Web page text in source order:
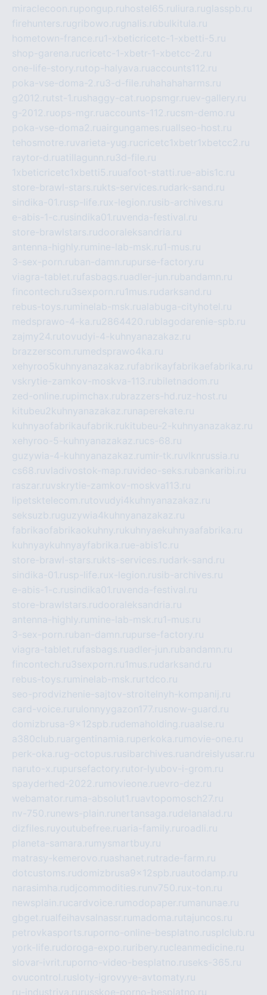
miraclecoon.rupongup.ru hostel65.ru liura.ruglasspb.ru
firehunters.rugribowo.rugnalis.rubulkitula.ru
hometown-france.ru1-xbeticricetc-1-xbetti-5.ru
shop-garena.rucricetc-1-xbetr-1-xbetcc-2.ru
one-life-story.rutop-halyava.ruaccounts112.ru
poka-vse-doma-2.ru3-d-file.ru hahahaharms.ru
g2012.rutst-1.rushaggy-cat.ruopsmgr.ruev-gallery.ru
g-2012.ruops-mgr.ruaccounts-112.rucsm-demo.ru
poka-vse-doma2.ruairgungames.ruallseo-host.ru
tehosmotre.ruvarieta-yug.rucricetc1xbetr1xbetcc2.ru
raytor-d.ruatillagunn.ru3d-file.ru
1xbeticricetc1xbetti5.ruuafoot-statti.rue-abis1c.ru
store-brawl-stars.rukts-services.rudark-sand.ru
sindika-01.rusp-life.rux-legion.rusib-archives.ru
e-abis-1-c.rusindika01.ruvenda-festival.ru
store-brawlstars.rudooraleksandria.ru
antenna-highly.ru mine-lab-msk.ru1-mus.ru
3-sex-porn.ruban-damn.rupurse-factory.ru
viagra-tablet.rufasbags.ruadler-jun.rubandamn.ru
fincontech.ru3sexporn.ru1mus.rudarksand.ru
rebus-toys.ru minelab-msk.rualabuga-cityhotel.ru
medsprawo-4-ka.ru2864420.rublagodarenie-spb.ru
zajmy24.rutovudyi-4-kuhnyanazakaz.ru
brazzerscom.ru medsprawo4ka.ru
xehyroo5kuhnyanazakaz.rufabrikayfabrikaefabrika.ru
vskrytie-zamkov-moskva-113.rubiletnadom.ru
zed-online.rupimchax.rubrazzers-hd.ruz-host.ru
kitubeu2kuhnyanazakaz.ru naperekate.ru
kuhnyaofabrikaufabrik.rukitubeu-2-kuhnyanazakaz.ru
xehyroo-5-kuhnyanazakaz.rucs-68.ru
guzywia-4-kuhnyanazakaz.ru mir-tk.ruvlknrussia.ru
cs68.ruvladivostok-map.ruvideo-seks.rubankaribi.ru
raszar.ruvskrytie-zamkov-moskva113.ru
lipetsktelecom.rutovudyi4kuhnyanazakaz.ru
seksuzb.ruguzywia4kuhnyanazakaz.ru
fabrikaofabrikaokuhny.rukuhnyaekuhnyaafabrika.ru
kuhnyaykuhnyayfabrika.rue-abis1c.ru
store-brawl-stars.rukts-services.rudark-sand.ru
sindika-01.rusp-life.rux-legion.rusib-archives.ru
e-abis-1-c.rusindika01.ruvenda-festival.ru
store-brawlstars.rudooraleksandria.ru
antenna-highly.ru mine-lab-msk.ru1-mus.ru
3-sex-porn.ruban-damn.rupurse-factory.ru
viagra-tablet.rufasbags.ruadler-jun.rubandamn.ru
fincontech.ru3sexporn.ru1mus.rudarksand.ru
rebus-toys.ru minelab-msk.ru rtdco.ru
seo-prodvizhenie-sajtov-stroitelnyh-kompanij.ru
card-voice.ru rulonnyygazon177.rusnow-guard.ru
domizbrusa-9x12spb.rudemaholding.ruaalse.ru
a380club.ruargentinamia.ruperkoka.ru movie-one.ru
perk-oka.rug-octopus.rusibarchives.ruandreislyusar.ru
naruto-x.rupursefactory.rutor-lyubov-i-grom.ru
spayderhed-2022.ru movieone.ruevro-dez.ru
webamator.ru ma-absolut1.ruavtopomosch27.ru
nv-750.ru news-plain.ru nertansaga.rudelanalad.ru
dizfiles.ruyoutubefree.ruaria-family.ru roadli.ru
planeta-samara.ru mysmartbuy.ru
matrasy-kemerovo.ruashanet.rutrade-farm.ru
dotcustoms.rudomizbrusa9x12spb.ruautodamp.ru
narasimha.rudjcommodities.ru nv750.rux-ton.ru
newsplain.rucardvoice.ru modopaper.ru manunae.ru
gbget.rualfeihavsalnassr.ru madoma.rutajuncos.ru
petrovkasports.ruporno-online-besplatno.rusplclub.ru
york-life.rudoroga-expo.ru ribery.rucleanmedicine.ru
slovar-ivrit.ruporno-video-besplatno.ruseks-365.ru
ovucontrol.rusloty-igrovyye-avtomaty.ru
ru-industriya.ru russkoe-porno-besplatno.ru